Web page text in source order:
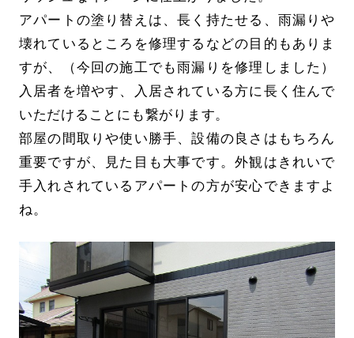
アパートの塗り替えは、長く持たせる、雨漏りや
壊れているところを修理するなどの目的もありま
すが、（今回の施工でも雨漏りを修理しました）
入居者を増やす、入居されている方に長く住んで
いただけることにも繋がります。
部屋の間取りや使い勝手、設備の良さはもちろん
重要ですが、見た目も大事です。外観はきれいで
手入れされているアパートの方が安心できますよ
ね。